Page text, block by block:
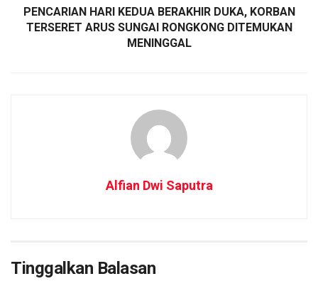
PENCARIAN HARI KEDUA BERAKHIR DUKA, KORBAN
TERSERET ARUS SUNGAI RONGKONG DITEMUKAN
MENINGGAL
Alfian Dwi Saputra
Tinggalkan Balasan